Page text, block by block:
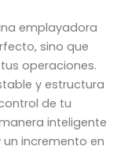
emplayadora
sino que
operaciones.
y estructura
de tu
inteligente
un incremento en